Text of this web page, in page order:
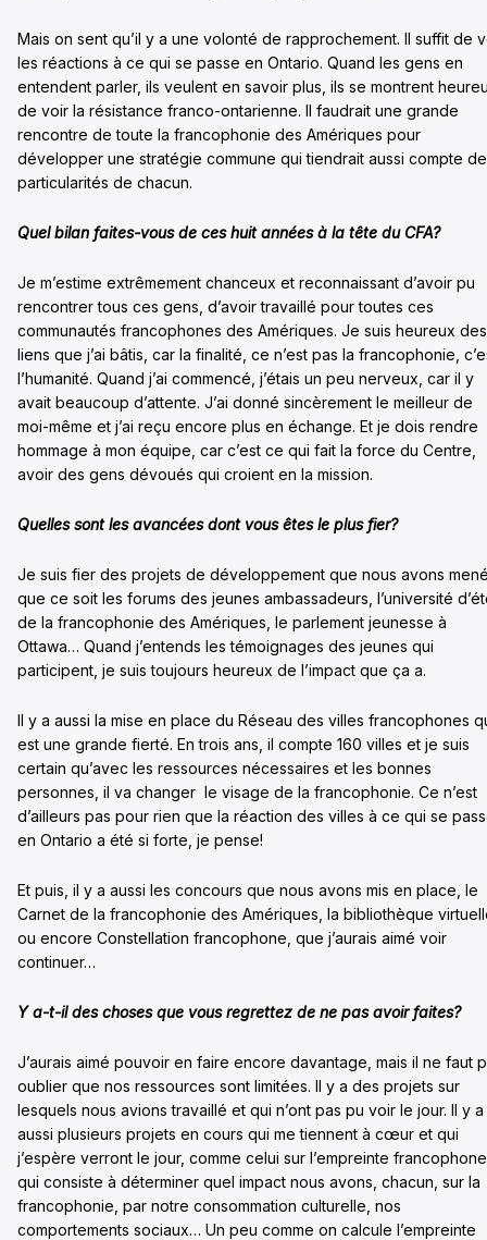
Mais on sent qu’il y a une volonté de rapprochement. Il suffit de
les réactions à ce qui se passe en Ontario. Quand les gens en
entendent parler, ils veulent en savoir plus, ils se montrent
de voir la résistance franco-ontarienne. Il faudrait une grande
rencontre de toute la francophonie des Amériques pour
développer une stratégie commune qui tiendrait aussi compte
particularités de chacun.
Quel bilan faites-vous de ces huit années à la tête du CFA?
Je m’estime extrêmement chanceux et reconnaissant d’avoir pu
rencontrer tous ces gens, d’avoir travaillé pour toutes ces
communautés francophones des Amériques. Je suis heureux des
liens que j’ai bâtis, car la finalité, ce n’est pas la francophonie,
l’humanité. Quand j’ai commencé, j’étais un peu nerveux, car il y
avait beaucoup d’attente. J’ai donné sincèrement le meilleur de
moi-même et j’ai reçu encore plus en échange. Et je dois rendre
hommage à mon équipe, car c’est ce qui fait la force du Centre,
avoir des gens dévoués qui croient en la mission.
Quelles sont les avancées dont vous êtes le plus fier?
Je suis fier des projets de développement que nous avons
que ce soit les forums des jeunes ambassadeurs, l’université
de la francophonie des Amériques, le parlement jeunesse à
Ottawa… Quand j’entends les témoignages des jeunes qui
participent, je suis toujours heureux de l’impact que ça a.
Il y a aussi la mise en place du Réseau des villes francophones
est une grande fierté. En trois ans, il compte 160 villes et je suis
certain qu’avec les ressources nécessaires et les bonnes
personnes, il va changer le visage de la francophonie. Ce n’est
d’ailleurs pas pour rien que la réaction des villes à ce qui se
en Ontario a été si forte, je pense!
Et puis, il y a aussi les concours que nous avons mis en place, le
Carnet de la francophonie des Amériques, la bibliothèque
ou encore Constellation francophone, que j’aurais aimé voir
continuer…
Y a-t-il des choses que vous regrettez de ne pas avoir faites?
J’aurais aimé pouvoir en faire encore davantage, mais il ne faut
oublier que nos ressources sont limitées. Il y a des projets sur
lesquels nous avions travaillé et qui n’ont pas pu voir le jour. Il y a
aussi plusieurs projets en cours qui me tiennent à cœur et qui
j’espère verront le jour, comme celui sur l’empreinte
qui consiste à déterminer quel impact nous avons, chacun, sur la
francophonie, par notre consommation culturelle, nos
comportements sociaux… Un peu comme on calcule l’empreinte